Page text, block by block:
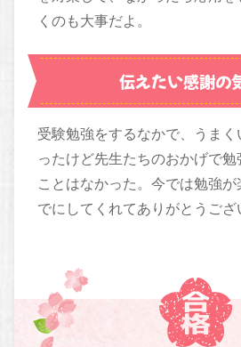
くのも大事だよ。
伝えたい感謝の
受験勉強をするなかで、うま
ったけど先生たちのおかげで
ことはなかった。今では勉強が
でにしてくれてありがとうござ